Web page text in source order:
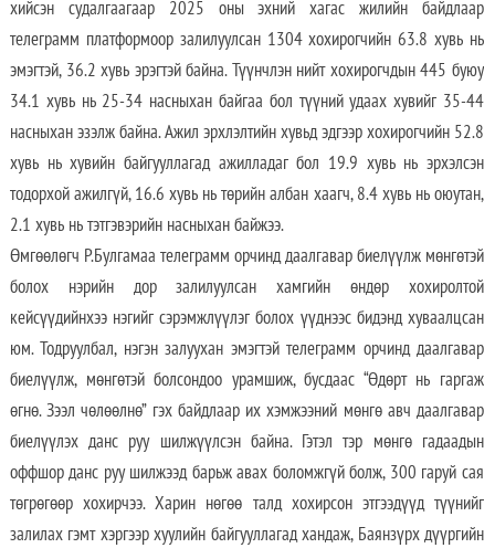
хийсэн судалгаагаар 2025 оны эхний хагас жилийн байдлаар
телеграмм платформоор залилуулсан 1304 хохирогчийн 63.8 хувь нь
эмэгтэй, 36.2 хувь эрэгтэй байна. Түүнчлэн нийт хохирогчдын 445 буюу
34.1 хувь нь 25-34 насныхан байгаа бол түүний удаах хувийг 35-44
насныхан эзэлж байна. Ажил эрхлэлтийн хувьд эдгээр хохирогчийн 52.8
хувь нь хувийн байгууллагад ажилладаг бол 19.9 хувь нь эрхэлсэн
тодорхой ажилгүй, 16.6 хувь нь төрийн албан хаагч, 8.4 хувь нь оюутан,
2.1 хувь нь тэтгэвэрийн насныхан байжээ.
Өмгөөлөгч Р.Булгамаа телеграмм орчинд даалгавар биелүүлж мөнгөтэй
болох нэрийн дор залилуулсан хамгийн өндөр хохиролтой
кейсүүдийнхээ нэгийг сэрэмжлүүлэг болох үүднээс бидэнд хуваалцсан
юм. Тодруулбал, нэгэн залуухан эмэгтэй телеграмм орчинд даалгавар
биелүүлж, мөнгөтэй болсондоо урамшиж, бусдаас “Өдөрт нь гаргаж
өгнө. Зээл чөлөөлнө” гэх байдлаар их хэмжээний мөнгө авч даалгавар
биелүүлэх данс руу шилжүүлсэн байна. Гэтэл тэр мөнгө гадаадын
оффшор данс руу шилжээд барьж авах боломжгүй болж, 300 гаруй сая
төгрөгөөр хохирчээ. Харин нөгөө талд хохирсон этгээдүүд түүнийг
залилах гэмт хэргээр хуулийн байгууллагад хандаж, Баянзүрх дүүргийн